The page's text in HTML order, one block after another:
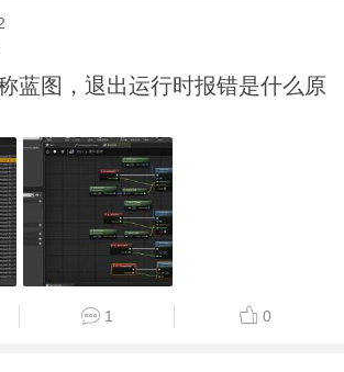
蓝图，退出运行时报错是什么原
1 0